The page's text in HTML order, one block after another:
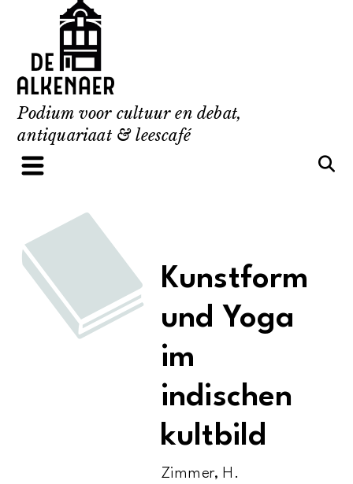
content
Podium voor cultuur en debat,
antiquariaat & leescafé
Kunstform
und Yoga
im
indischen
kultbild
Zimmer, H.